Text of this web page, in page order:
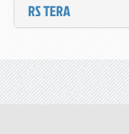
RS TERA